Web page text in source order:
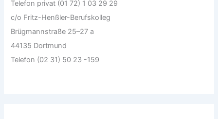
Telefon privat (01 72) 1 03 29 29
c/o Fritz-Henßler-Berufskolleg
Brügmannstraße 25–27 a
44135 Dortmund
Telefon (02 31) 50 23 -159